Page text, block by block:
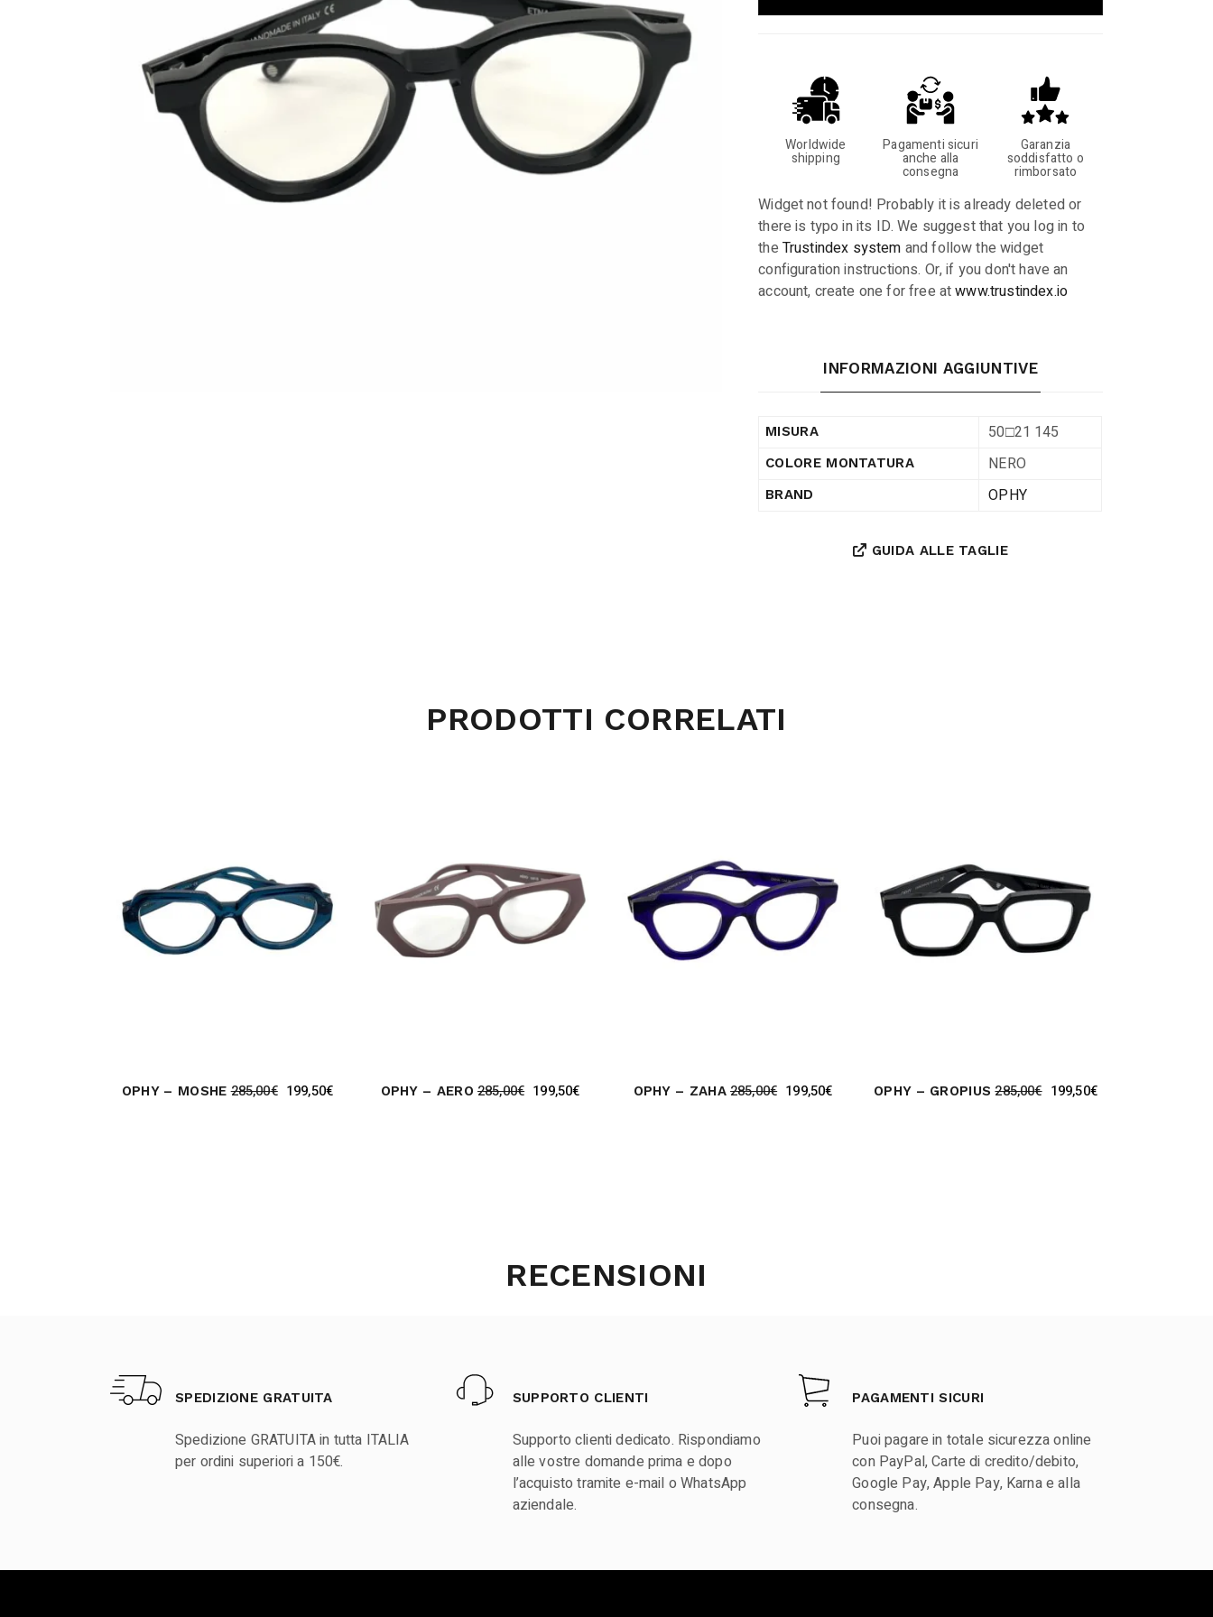
Worldwide
shipping
Pagamenti sicuri
anche alla
consegna
Garanzia
soddisfatto o
rimborsato
Widget not found! Probably it is already deleted or
there is typo in its ID. We suggest that you log in to
the Trustindex system and follow the widget
configuration instructions. Or, if you don't have an
account, create one for free atwww.trustindex.io
INFORMAZIONI AGGIUNTIVE
MISURA 50□21 145
COLORE MONTATURA NERO
BRAND OPHY
GUIDA ALLE TAGLIE
PRODOTTI CORRELATI
OPHY – MOSHE 285,00€ 199,50€ OPHY – AERO 285,00€ 199,50€ OPHY – ZAHA 285,00€ 199,50€ OPHY – GROPIUS 285,00€ 199,50€
RECENSIONI
SPEDIZIONE GRATUITA
Spedizione GRATUITA in tutta ITALIA
per ordini superiori a 150€.
SUPPORTO CLIENTI
Supporto clienti dedicato. Rispondiamo
alle vostre domande prima e dopo
l’acquisto tramite e-mail o WhatsApp
aziendale.
PAGAMENTI SICURI
Puoi pagare in totale sicurezza online
con PayPal, Carte di credito/debito,
Google Pay, Apple Pay, Karna e alla
consegna.